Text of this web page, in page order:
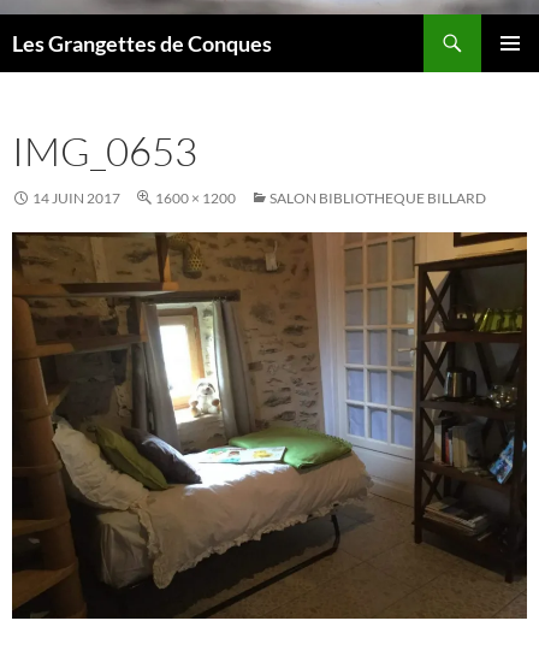
Les Grangettes de Conques
IMG_0653
14 JUIN 2017 1600 × 1200 SALON BIBLIOTHEQUE BILLARD